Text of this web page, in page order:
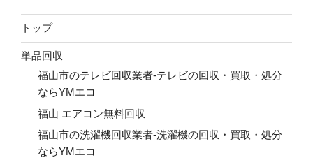
トップ
単品回収
福山市のテレビ回収業者-テレビの回収・買取・処分
ならYMエコ
福山 エアコン無料回収
福山市の洗濯機回収業者-洗濯機の回収・買取・処分
ならYMエコ